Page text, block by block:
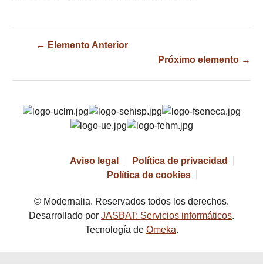
← Elemento Anterior
Próximo elemento →
Aviso legal
Política de privacidad
Política de cookies
© Modernalia. Reservados todos los derechos.
Desarrollado por JASBAT: Servicios informáticos.
Tecnología de Omeka.